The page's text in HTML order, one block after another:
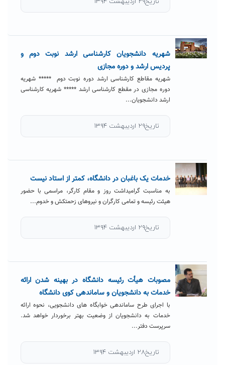
شهریه دانشجویان کارشناسی ارشد نوبت دوم و
پردیس ارشد و دوره مجازی
شهریه مقاطع کارشناسی ارشد دوره نوبت دوم ***** شهریه
دوره مجازی در مقطع کارشناسی ارشد ***** شهریه کارشناسی
ارشد دانشجویان...
تاریخ۲۹ اردیبهشت ۱۳۹۴
خدمات یک باغبان در دانشگاه، کمتر از استاد نیست
به مناسبت گرامیداشت روز و مقام کارگر، مراسمی با حضور
هیئت رئیسه و تمامی کارگران و نیروهای زحمتکش و خدوم...
تاریخ۲۹ اردیبهشت ۱۳۹۴
مصوبات هیأت رئیسه دانشگاه در بهینه شدن ارائه
خدمات به دانشجویان و ساماندهی کوی دانشگاه
با اجرای طرح ساماندهی خوابگاه های دانشجویی، نحوه ارائه
خدمات به دانشجویان از وضعیت بهتر برخوردار خواهد شد.
سرپرست دفتر...
تاریخ۲۸ اردیبهشت ۱۳۹۴